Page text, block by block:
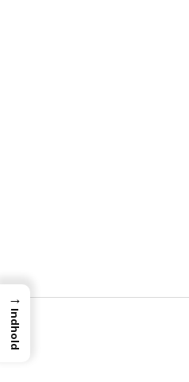
→
Indhold